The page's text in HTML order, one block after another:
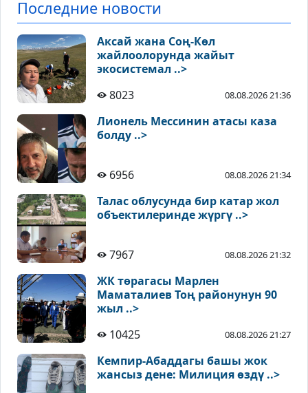
Последние новости
Аксай жана Соң-Көл
жайлоолорунда жайыт
экосистемал ..>
8023
08.08.2026 21:36
Лионель Мессинин атасы каза
болду ..>
6956 08.08.2026 21:34
Талас облусунда бир катар жол
объектилеринде жүргү ..>
7967 08.08.2026 21:32
ЖК төрагасы Марлен
Маматалиев Тоң районунун 90
жыл ..>
10425
08.08.2026 21:27
Кемпир-Абаддагы башы жок
жансыз дене: Милиция өздү ..>